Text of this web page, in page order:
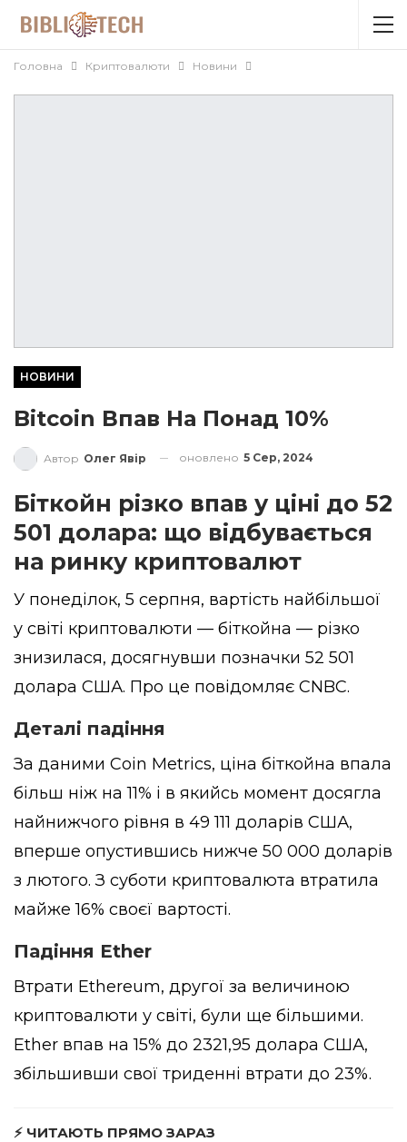
Головна Криптовалюти Новини
НОВИНИ
Bitcoin Впав На Понад 10%
Автор Олег Явір оновлено 5 Сер, 2024
Біткойн різко впав у ціні до 52
501 долара: що відбувається
на ринку криптовалют
У понеділок, 5 серпня, вартість найбільшої
у світі криптовалюти — біткойна — різко
знизилася, досягнувши позначки 52 501
долара США. Про це повідомляє CNBC.
Деталі падіння
За даними Coin Metrics, ціна біткойна впала
більш ніж на 11% і в якийсь момент досягла
найнижчого рівня в 49 111 доларів США,
вперше опустившись нижче 50 000 доларів
з лютого. З суботи криптовалюта втратила
майже 16% своєї вартості.
Падіння Ether
Втрати Ethereum, другої за величиною
криптовалюти у світі, були ще більшими.
Ether впав на 15% до 2321,95 долара США,
збільшивши свої триденні втрати до 23%.
⚡ ЧИТАЮТЬ ПРЯМО ЗАРАЗ